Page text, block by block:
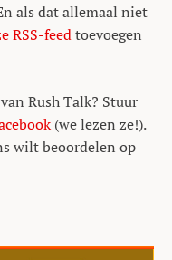
als dat allemaal niet
RSS-feedtoevoegen
Rush Talk? Stuur
(we lezen ze!).
wilt beoordelen op